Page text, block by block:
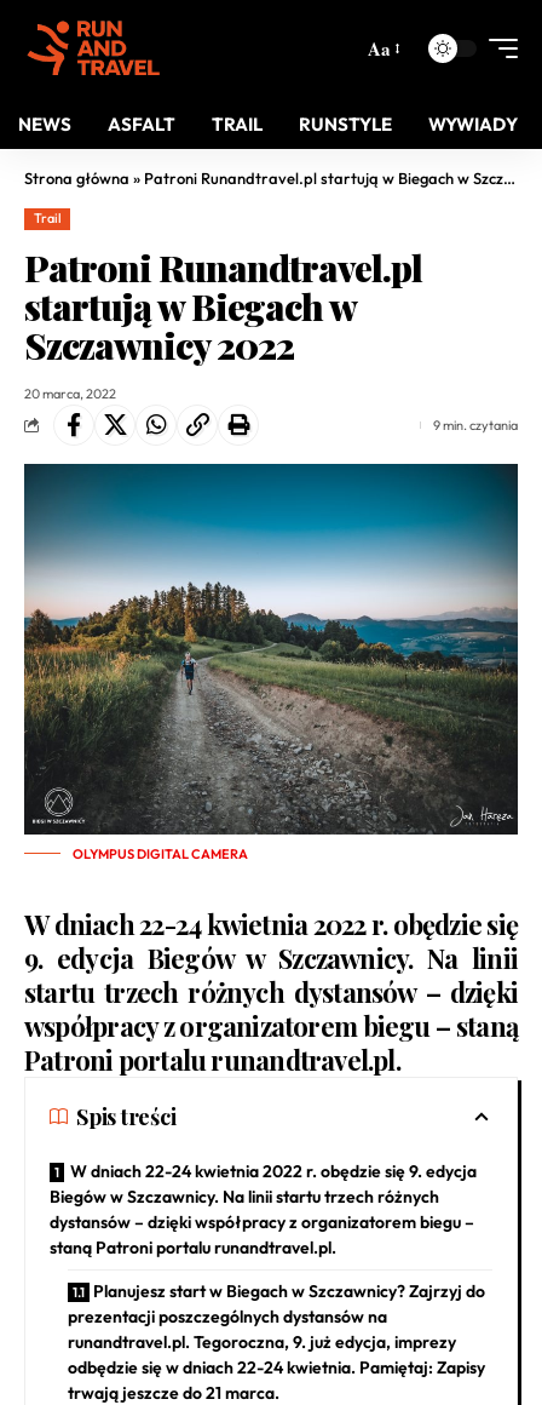
Aa
NEWS ASFALT TRAIL RUNSTYLE WYWIADY
Strona główna » Patroni Runandtravel.pl startują w Biegach w Szczawnicy 2022
Trail
Patroni Runandtravel.pl
startują w Biegach w
Szczawnicy 2022
20 marca, 2022
9 min. czytania
OLYMPUS DIGITAL CAMERA
W dniach 22-24 kwietnia 2022 r. obędzie się
9. edycja Biegów w Szczawnicy. Na linii
startu trzech różnych dystansów – dzięki
współpracy z organizatorem biegu – staną
Patroni portalu runandtravel.pl.
Spis treści
W dniach 22-24 kwietnia 2022 r. obędzie się 9. edycja
Biegów w Szczawnicy. Na linii startu trzech różnych
dystansów – dzięki współpracy z organizatorem biegu –
staną Patroni portalu runandtravel.pl.
Planujesz start w Biegach w Szczawnicy? Zajrzyj do
prezentacji poszczególnych dystansów na
runandtravel.pl. Tegoroczna, 9. już edycja, imprezy
odbędzie się w dniach 22-24 kwietnia. Pamiętaj: Zapisy
trwają jeszcze do 21 marca.